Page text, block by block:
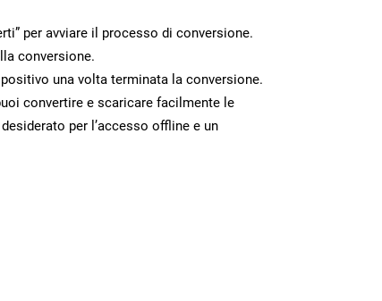
per avviare il processo di conversione.
conversione.
una volta terminata la conversione.
convertire e scaricare facilmente le
per l’accesso offline e un